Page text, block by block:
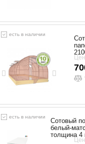
есть в наличии
есть в наличии
Сотовый
белый-
толщина 4